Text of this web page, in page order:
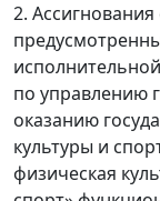
2.
по управлению
оказанию
культуры и
физическая